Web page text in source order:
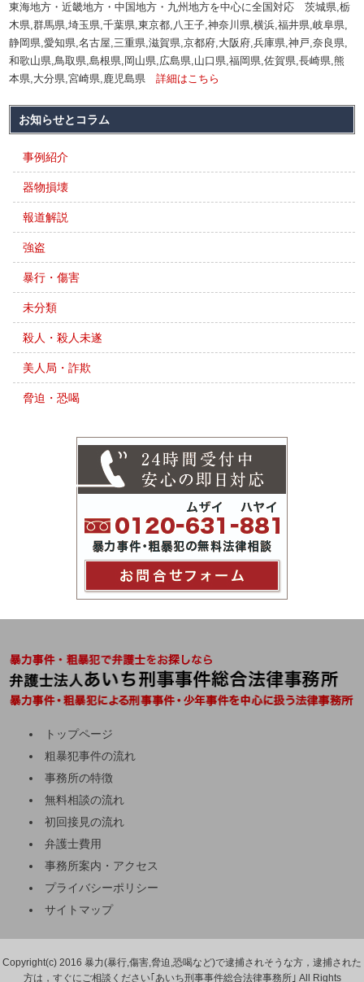
東海地方・近畿地方・中国地方・九州地方を中心に全国対応 茨城県,栃
木県,群馬県,埼玉県,千葉県,東京都,八王子,神奈川県,横浜,福井県,岐阜県,
静岡県,愛知県,名古屋,三重県,滋賀県,京都府,大阪府,兵庫県,神戸,奈良県,
和歌山県,鳥取県,島根県,岡山県,広島県,山口県,福岡県,佐賀県,長崎県,熊
本県,大分県,宮崎県,鹿児島県詳細はこちら
お知らせとコラム
事例紹介
器物損壊
報道解説
強盗
暴行・傷害
未分類
殺人・殺人未遂
美人局・詐欺
脅迫・恐喝
トップページ
粗暴犯事件の流れ
事務所の特徴
無料相談の流れ
初回接見の流れ
弁護士費用
事務所案内・アクセス
プライバシーポリシー
サイトマップ
Copyright(c) 2016 暴力(暴行,傷害,脅迫,恐喝など)で逮捕されそうな方，逮捕された
方は，すぐにご相談ください｢あいち刑事事件総合法律事務所｣ All Rights